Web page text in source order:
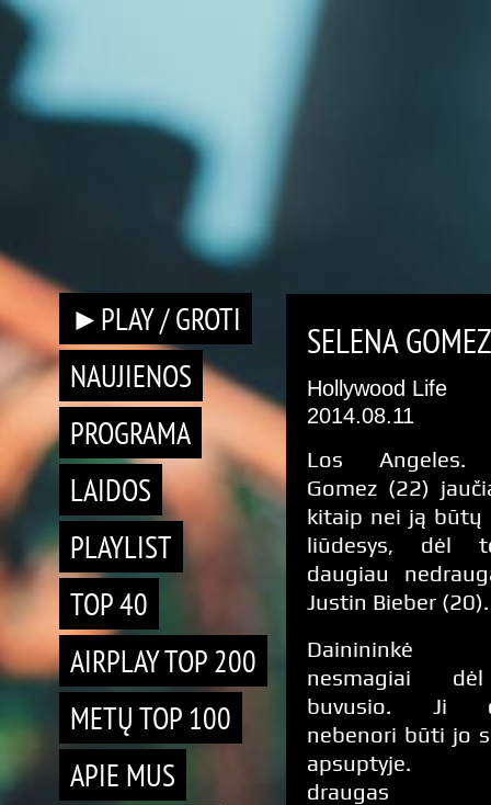
►PLAY / GROTI
NAUJIENOS
PROGRAMA
LAIDOS
PLAYLIST
TOP 40
AIRPLAY TOP 200
METŲ TOP 100
APIE MUS
SELENA
Hollywood Life
2014.08.11
Los Angeles.
Gomez (22)
kitaip nei ją būtų
liūdesys, dėl
daugiau
Justin Bieber (20).
Dainininkė
nesmagiai
buvusio. Ji
nebenori būti jo
apsuptyje.
draugas